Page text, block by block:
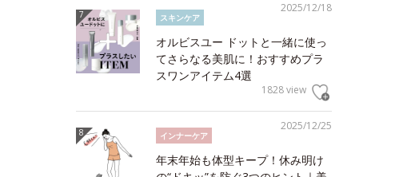
2025/12/18
スキンケア
オルビスユー ドットと一緒に使っ
てさらなる美肌に！おすすめプラ
スワンアイテム4選
1828 view
2025/12/25
インナーケア
年末年始も体型キープ！休み明け